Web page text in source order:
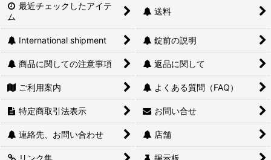
最近チェックしたアイテ
ム
送料
International shipment 錠前の説明
商品に関しての注意事項 返品に関して
ご利用案内 よくある質問（FAQ）
特定商取引法表示 お問い合せ
連絡先、お問い合わせ 店舗